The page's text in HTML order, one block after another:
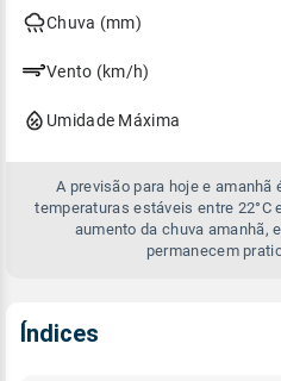
hoje Chuva (mm)
Vento (km/h)
Umidade Máxima
A previsão para hoje e
temperaturas estáveis entre 22°C
aumento da chuva amanhã,
permanecem
Índices